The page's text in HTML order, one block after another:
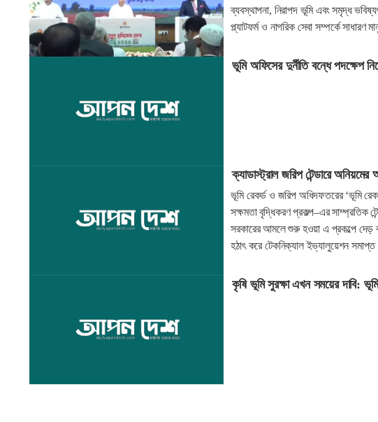
ব্যবস্থাপনা, নিরাপদ ভূমি এবং সমৃদ্ধ
প্ল্যাটফর্ম ও নাগরিক সেবা সম্পর্কে
ভূমি অফিসের দুর্নীতি বন্ধে পদক্ষেপ
ক্যাডাস্ট্রাল জরিপ টেন্ডারে
ভূমি রেকর্ড ও জরিপ অধিদফতরের ‘ভূমি
সক্ষমতা বৃদ্ধিকরণ প্রকল্প–এর সাম্প্রতিক
সরকারের আমলে শুরু হওয়া এ প্রকল্পে দেড়
হঠাৎ করে টেকনিক্যাল ইভ্যালুয়েশন
কৃষি ভূমি সুরক্ষা এখন সময়ের দাবি: ভূমি